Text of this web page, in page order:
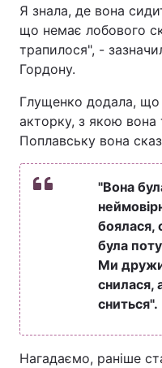
Я знала, де вона
що немає лобового
трапилося", -
Гордону.
Глущенко додала,
акторку, з якою
Поплавську вона
"Вона
боялася,
була
Ми
снилася,
сниться".
Нагадаємо, раніше